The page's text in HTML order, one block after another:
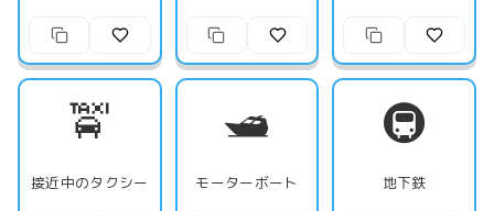
🚖
接近中のタクシー
🛥️
モーターボート
🚇
地下鉄